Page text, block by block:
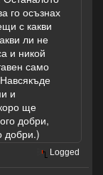
го осъзнах
с какви
ли не
и никой
само
и
ще
добри,
добри.)
Logged